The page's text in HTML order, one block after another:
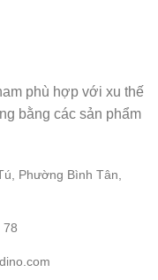
phù hợp với xu thế
bằng các sản phẩm
Phường Bình Tân,
78